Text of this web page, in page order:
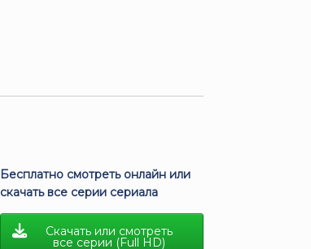
Бесплатно смотреть онлайн или
скачать все серии сериала
Скачать или смотреть
все серии (Full HD)